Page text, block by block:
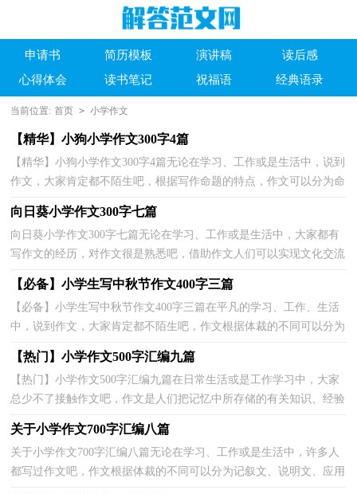
申请书 简历模板 演讲稿
读后感
心得体会
读书笔记 祝福语 经典语录
当前位置: 首页 > 小学作文
【精华】小狗小学作文300字4篇
【精华】小狗小学作文300字4篇无论在学习、工作或是生活中，说到
作文，大家肯定都不陌生吧，根据写作命题的特点，作文可以分为命
向日葵小学作文300字七篇
向日葵小学作文300字七篇无论在学习、工作或是生活中，大家都有
写作文的经历，对作文很是熟悉吧，借助作文人们可以实现文化交流
【必备】小学生写中秋节作文400字三篇
【必备】小学生写中秋节作文400字三篇在平凡的学习、工作、生活
中，说到作文，大家肯定都不陌生吧，作文根据体裁的不同可以分为
【热门】小学作文500字汇编九篇
【热门】小学作文500字汇编九篇在日常生活或是工作学习中，大家
总少不了接触作文吧，作文是人们把记忆中所存储的有关知识、经验
关于小学作文700字汇编八篇
关于小学作文700字汇编八篇无论在学习、工作或是生活中，许多人
都写过作文吧，作文根据体裁的不同可以分为记叙文、说明文、应用